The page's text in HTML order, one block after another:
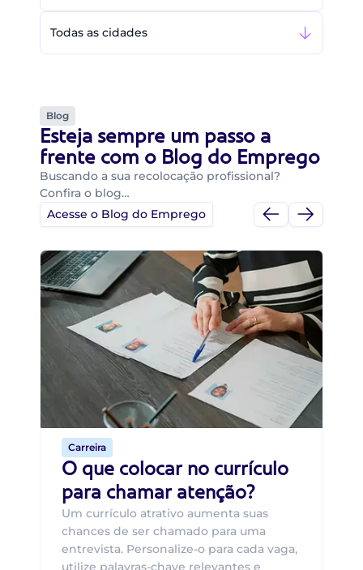
Todas as cidades
Blog
Esteja sempre um passo a
frente com o Blog do Emprego
Buscando a sua recolocação profissional?
Confira o blog…
Acesse o Blog do Emprego
Carreira
O que colocar no currículo
para chamar atenção?
Um currículo atrativo aumenta suas
chances de ser chamado para uma
entrevista. Personalize-o para cada vaga,
utilize palavras-chave relevantes e